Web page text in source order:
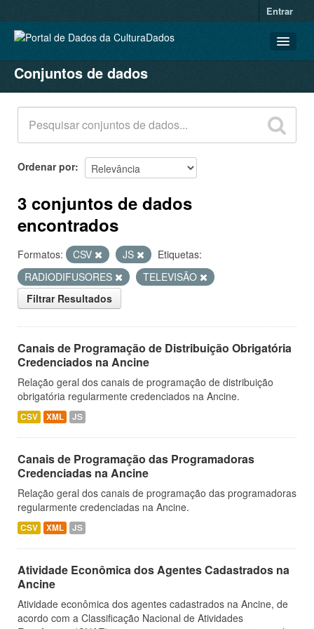
Entrar
CONJUNTOS DE DADOS
ORGANIZAÇÕES
GRUPOS
SOBRE
Conjuntos de dados
Ordenar por
3 conjuntos de dados
encontrados
Formatos: CSV JS
Etiquetas:
RADIODIFUSORES
TELEVISÃO
Filtrar Resultados
Canais de Programação de Distribuição Obrigatória
Credenciados na Ancine
Relação geral dos canais de programação de distribuição
obrigatória regularmente credenciados na Ancine.
CSV XML JS
Canais de Programação das Programadoras
Credenciadas na Ancine
Relação geral dos canais de programação das programadoras
regularmente credenciadas na Ancine.
CSV XML JS
Atividade Econômica dos Agentes Cadastrados na
Ancine
Atividade econômica dos agentes cadastrados na Ancine, de
acordo com a Classificação Nacional de Atividades